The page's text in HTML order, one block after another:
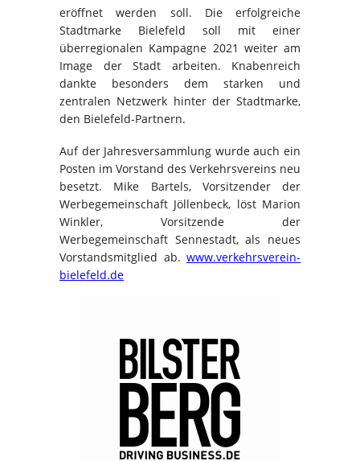
eröffnet werden soll. Die erfolgreiche
Stadtmarke Bielefeld soll mit einer
überregionalen Kampagne 2021 weiter am
Image der Stadt arbeiten. Knabenreich
dankte besonders dem starken und
zentralen Netzwerk hinter der Stadtmarke,
den Bielefeld-Partnern.
Auf der Jahresversammlung wurde auch ein
Posten im Vorstand des Verkehrsvereins neu
besetzt. Mike Bartels, Vorsitzender der
Werbegemeinschaft Jöllenbeck, löst Marion
Winkler, Vorsitzende der
Werbegemeinschaft Sennestadt, als neues
Vorstandsmitglied ab. www.verkehrsverein-
bielefeld.de